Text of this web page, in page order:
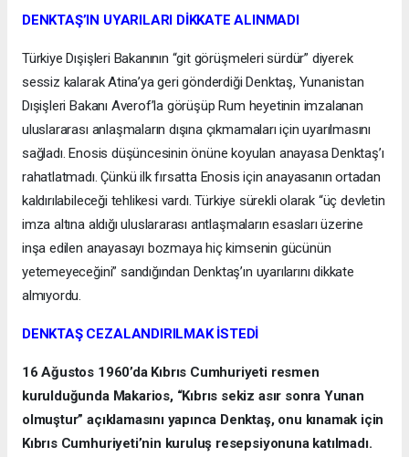
DENKTAŞ’IN UYARILARI DİKKATE ALINMADI
Türkiye Dışişleri Bakanının “git görüşmeleri sürdür” diyerek
sessiz kalarak Atina’ya geri gönderdiği Denktaş, Yunanistan
Dışişleri Bakanı Averof’la görüşüp Rum heyetinin imzalanan
uluslararası anlaşmaların dışına çıkmamaları için uyarılmasını
sağladı. Enosis düşüncesinin önüne koyulan anayasa Denktaş’ı
rahatlatmadı. Çünkü ilk fırsatta Enosis için anayasanın ortadan
kaldırılabileceği tehlikesi vardı. Türkiye sürekli olarak “üç devletin
imza altına aldığı uluslararası antlaşmaların esasları üzerine
inşa edilen anayasayı bozmaya hiç kimsenin gücünün
yetemeyeceğini” sandığından Denktaş’ın uyarılarını dikkate
almıyordu.
DENKTAŞ CEZALANDIRILMAK İSTEDİ
16 Ağustos 1960’da Kıbrıs Cumhuriyeti resmen
kurulduğunda Makarios, “Kıbrıs sekiz asır sonra Yunan
olmuştur” açıklamasını yapınca Denktaş, onu kınamak için
Kıbrıs Cumhuriyeti’nin kuruluş resepsiyonuna katılmadı.